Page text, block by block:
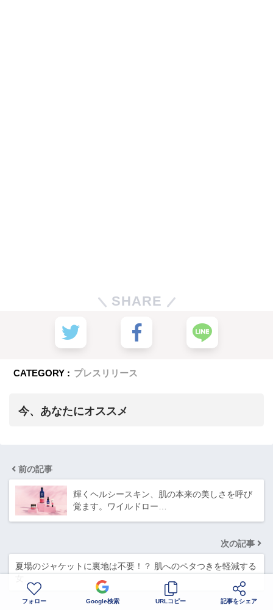
SHARE
CATEGORY : プレスリリース
今、あなたにオススメ
前の記事
輝くヘルシースキン、肌の本来の美しさを呼び
覚ます。ワイルドロー…
次の記事
夏場のジャケットに裏地は不要！？ 肌へのペタつきを軽減する
フォロー Google検索 URLコピー 記事をシェア